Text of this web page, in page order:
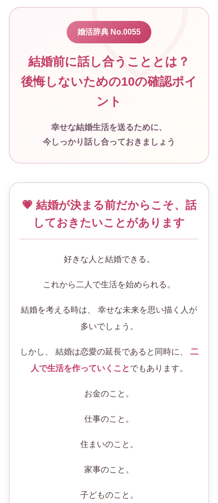
婚活辞典 No.0055
結婚前に話し合うこととは？
後悔しないための10の確認ポイ
ント
幸せな結婚生活を送るために、
今しっかり話し合っておきましょう
💗 結婚が決まる前だからこそ、話
しておきたいことがあります
好きな人と結婚できる。
これから二人で生活を始められる。
結婚を考える時は、 幸せな未来を思い描く人が
多いでしょう。
しかし、 結婚は恋愛の延長であると同時に、 二
人で生活を作っていくこと でもあります。
お金のこと。
仕事のこと。
住まいのこと。
家事のこと。
子どものこと。